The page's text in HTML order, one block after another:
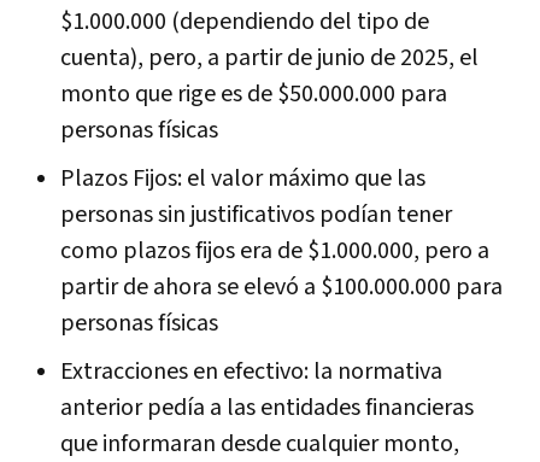
$1.000.000 (dependiendo del tipo de
cuenta), pero, a partir de junio de 2025, el
monto que rige es de $50.000.000 para
personas físicas
Plazos Fijos: el valor máximo que las
personas sin justificativos podían tener
como plazos fijos era de $1.000.000, pero a
partir de ahora se elevó a $100.000.000 para
personas físicas
Extracciones en efectivo: la normativa
anterior pedía a las entidades financieras
que informaran desde cualquier monto,